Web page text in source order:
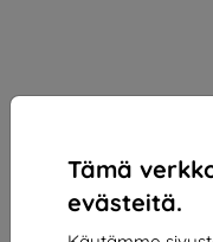
Tämä
evästeitä.
Samsung